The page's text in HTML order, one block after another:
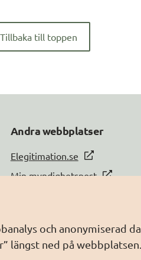
och anonymiserad
längst ned på webbplatsen.
Tillbaka till toppen
Andra webbplatser
Elegitimation.se
Min myndighetspost
Webbriktlinjer
Säker digital kommunikation